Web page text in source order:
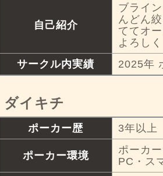
自己紹介
ブライ
んどん
ててオ
よろし
サークル内実績
2025年
ダイキチ
ポーカー歴 3年以上
ポーカー環境
ポーカ
PC・ス